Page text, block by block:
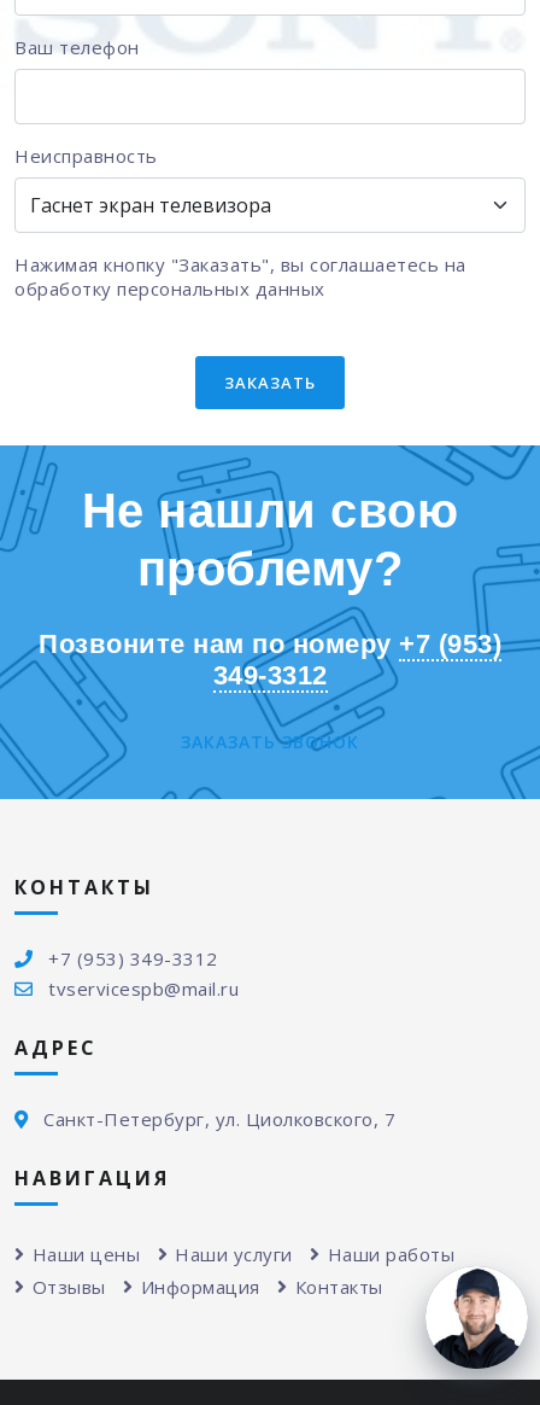
Ваш телефон
Неисправность
Нажимая кнопку "Заказать", вы соглашаетесь на
обработку персональных данных
ЗАКАЗАТЬ
Не нашли свою
проблему?
Позвоните нам по номеру +7 (953)
349-3312
ЗАКАЗАТЬ ЗВОНОК
КОНТАКТЫ
+7 (953) 349-3312
tvservicespb@mail.ru
АДРЕС
Санкт-Петербург, ул. Циолковского, 7
НАВИГАЦИЯ
Наши цены Наши услуги
Наши работы
Отзывы
Информация Контакты